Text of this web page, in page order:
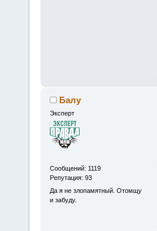
Балу
Эксперт
Сообщений: 1119
Репутация: 93
Да я не злопамятный. Отомщу
и забуду.